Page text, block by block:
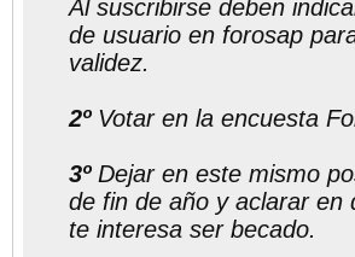
Al suscribirse deben
de usuario en forosap
validez.
2ºVotar en la encuesta
3ºDejar en este mismo
de fin de año y aclarar en
te interesa ser becado.